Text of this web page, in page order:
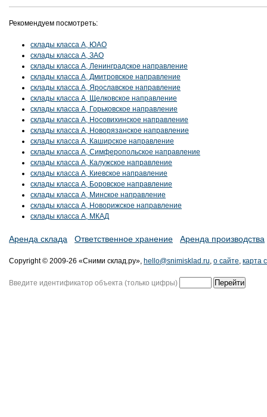
Рекомендуем посмотреть:
склады класса A, ЮАО
склады класса A, ЗАО
склады класса A, Ленинградское направление
склады класса A, Дмитровское направление
склады класса A, Ярославское направление
склады класса A, Щелковское направление
склады класса A, Горьковское направление
склады класса A, Носовихинское направление
склады класса A, Новорязанское направление
склады класса A, Каширское направление
склады класса A, Симферопольское направление
склады класса A, Калужское направление
склады класса A, Киевское направление
склады класса A, Боровское направление
склады класса A, Минское направление
склады класса A, Новорижское направление
склады класса A, МКАД
Аренда склада Ответственное хранение Аренда производства
Copyright © 2009-26 «Сними склад.ру», hello@snimisklad.ru, о сайте, карта
Введите идентификатор объекта (только цифры)